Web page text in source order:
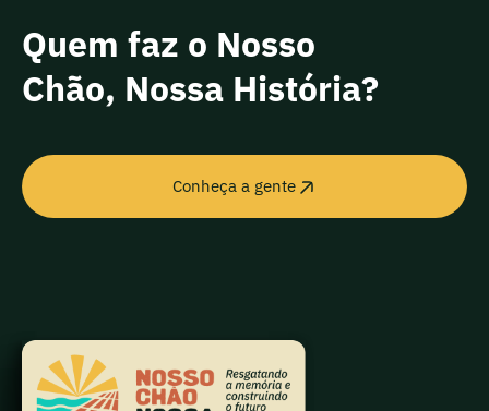
Quem faz o Nosso
Chão, Nossa História?
Conheça a gente